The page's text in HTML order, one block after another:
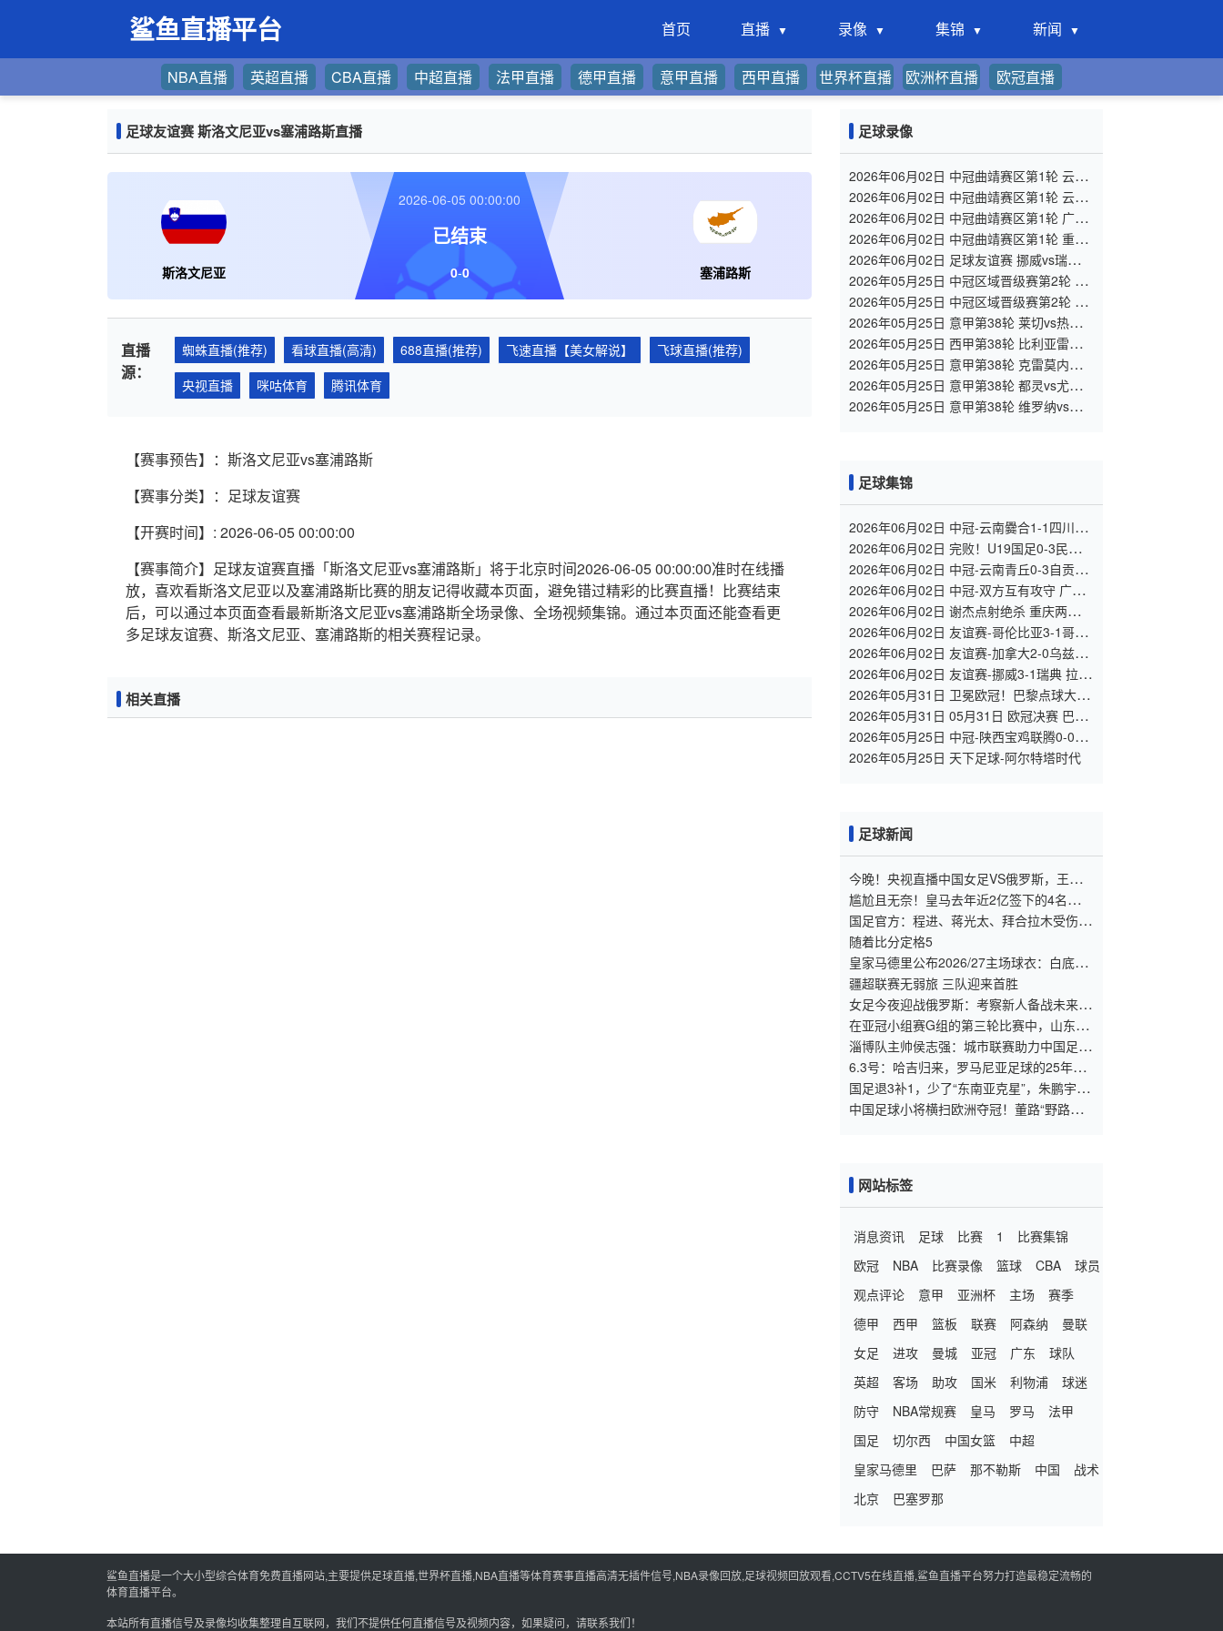
鲨鱼直播平台 首页 直播 录像 集锦 新闻
NBA直播 英超直播 CBA直播 中超直播 法甲直播 德甲直播 意甲直播 西甲直播 世界杯直播 欧洲杯直播 欧冠直播
足球友谊赛 斯洛文尼亚vs塞浦路斯直播
斯洛文尼亚 塞浦路斯
2026-06-05 00:00:00
已结束
0-0
直播
源：
蜘蛛直播(推荐) 看球直播(高清) 688直播(推荐) 飞速直播【美女解说】
飞球直播(推荐)
央视直播
咪咕体育 腾讯体育
【赛事预告】：斯洛文尼亚vs塞浦路斯
【赛事分类】：足球友谊赛
【开赛时间】: 2026-06-05 00:00:00
【赛事简介】足球友谊赛直播「斯洛文尼亚vs塞浦路斯」将于北京时间2026-06-05 00:00:00准时在线播
放，喜欢看斯洛文尼亚以及塞浦路斯比赛的朋友记得收藏本页面，避免错过精彩的比赛直播！比赛结束
后，可以通过本页面查看最新斯洛文尼亚vs塞浦路斯全场录像、全场视频集锦。通过本页面还能查看更
多足球友谊赛、斯洛文尼亚、塞浦路斯的相关赛程记录。
相关直播
足球录像
2026年06月02日 中冠曲靖赛区第1轮 云南
爨合 VS 四川叁壹捌重龙 全场录像
2026年06月02日 中冠曲靖赛区第1轮 云南
青丘 VS 自贡弘祥电碳 全场录像
2026年06月02日 中冠曲靖赛区第1轮 广州
悦高 VS 重庆润麒 全场录像
2026年06月02日 中冠曲靖赛区第1轮 重庆
瀚达 VS 贵州飞鹰 全场录像
2026年06月02日 足球友谊赛 挪威vs瑞典
全场录像
2026年05月25日 中冠区域晋级赛第2轮 陕
西宝鸡联腾 VS 北京灵动星空 全场录像
2026年05月25日 中冠区域晋级赛第2轮 济
南泉盛山大 VS 山东球探 全场录像
2026年05月25日 意甲第38轮 莱切vs热那
亚 全场录像
2026年05月25日 西甲第38轮 比利亚雷亚
尔vs马德里竞技 全场录像
2026年05月25日 意甲第38轮 克雷莫内塞
vs科莫 全场录像
2026年05月25日 意甲第38轮 都灵vs尤文
图斯 全场录像
2026年05月25日 意甲第38轮 维罗纳vs罗
足球集锦
2026年06月02日 中冠-云南爨合1-1四川叁
壹捌重龙 余杰迪头球绝平
2026年06月02日 完败！U19国足0-3民主刚
果U23 依合散黄油手U19国足0射门0角球
2026年06月02日 中冠-云南青丘0-3自贡弘
祥电碳 李卓阳、杜威薇破门
2026年06月02日 中冠-双方互有攻守 广州
悦高0-0重庆长寿润麒
2026年06月02日 谢杰点射绝杀 重庆两江瀚
达1-0贵州飞鹰
2026年06月02日 友谊赛-哥伦比亚3-1哥斯
达黎加 迪亚斯5分钟传射 J罗精彩助攻
2026年06月02日 友谊赛-加拿大2-0乌兹别
克斯坦 肖穆罗多夫失单刀 奥卢瓦塞伊两助
2026年06月02日 友谊赛-挪威3-1瑞典 拉森
双响莱尔森两助攻伊萨克替补破门
2026年05月31日 卫冕欧冠！巴黎点球大战
5-4击败阿森纳夺冠 加布里埃尔、埃泽失点
2026年05月31日 05月31日 欧冠决赛 巴黎
圣日耳曼vs阿森纳 进球视频
2026年05月25日 中冠-陕西宝鸡联腾0-0北
京灵动星空 双方握手言和
2026年05月25日 天下足球-阿尔特塔时代
足球新闻
今晚！央视直播中国女足VS俄罗斯，王霜
领衔出战，古雅沙举办退役仪式
尴尬且无奈！皇马去年近2亿签下的4名国脚
新援，今夏均无缘世界杯
国足官方：程进、蒋光太、拜合拉木受伤
补招高天意
随着比分定格5
皇家马德里公布2026/27主场球衣：白底配
粉与深绿，桑巴·科纳特与邓弗里斯转会传
闻添热点
疆超联赛无弱旅 三队迎来首胜
女足今夜迎战俄罗斯：考察新人备战未来，
古雅沙退役展玫瑰情怀
在亚冠小组赛G组的第三轮比赛中，山东泰
山客场挑战韩国球队仁
淄博队主帅侯志强：城市联赛助力中国足球
“基础建设”｜专访
6.3号：哈吉归来，罗马尼亚足球的25年之
痒能解么？
国足退3补1，少了“东南亚克星”，朱鹏宇给
张玉宁当替补 防线不稳
中国足球小将横扫欧洲夺冠！董路“野路
网站标签
消息资讯 足球 比赛 1
比赛集锦
欧冠
NBA 比赛录像 篮球 CBA
球员
观点评论
意甲 亚洲杯 主场
赛季
德甲
西甲 篮板 联赛 阿森纳
曼联
女足
进攻 曼城 亚冠 广东
球队
英超
客场 助攻 国米 利物浦
球迷
防守
NBA常规赛 皇马 罗马
法甲
国足
切尔西 中国女篮
中超
皇家马德里
巴萨 那不勒斯 中国
战术
北京
巴塞罗那
鲨鱼直播是一个大小型综合体育免费直播网站,主要提供足球直播,世界杯直播,NBA直播等体育赛事直播高清无插件信号,NBA录像回放,足球视频回放观看,CCTV5在线直播,鲨鱼直播平台努力打造最稳定流畅的
体育直播平台。
本站所有直播信号及录像均收集整理自互联网，我们不提供任何直播信号及视频内容，如果疑问，请联系我们！